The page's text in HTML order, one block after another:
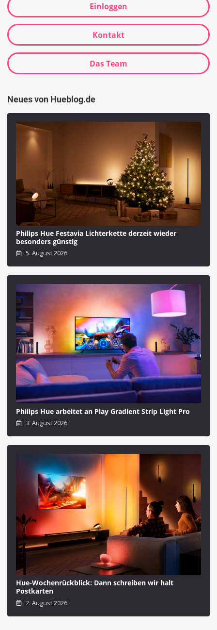
Einloggen
Kontakt
Das Team
Neues von Hueblog.de
Philips Hue Festavia Lichterkette derzeit wieder
besonders günstig
5. August 2026
Philips Hue arbeitet an Play Gradient Strip Light Pro
3. August 2026
Hue-Wochenrückblick: Dann schreiben wir halt
Postkarten
2. August 2026